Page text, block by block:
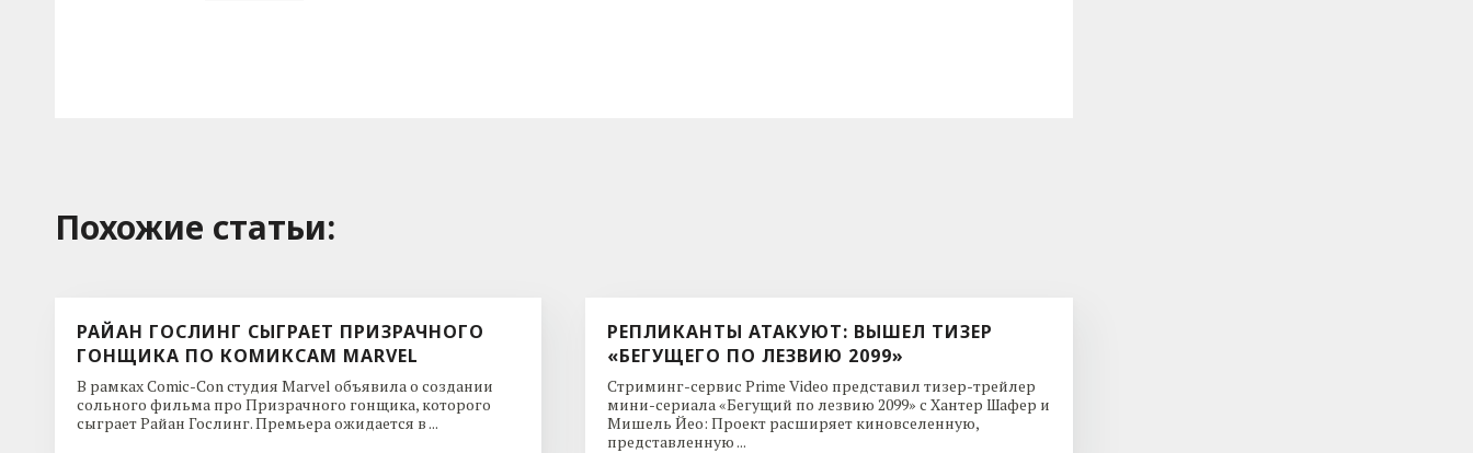
Похожие cтатьи:
РАЙАН ГОСЛИНГ СЫГРАЕТ ПРИЗРАЧНОГО
ГОНЩИКА ПО КОМИКСАМ MARVEL
В рамках Comic-Con студия Marvel объявила о создании
сольного фильма про Призрачного гонщика, которого
сыграет Райан Гослинг. Премьера ожидается в ...
РЕПЛИКАНТЫ АТАКУЮТ: ВЫШЕЛ ТИЗЕР
«БЕГУЩЕГО ПО ЛЕЗВИЮ 2099»
Стриминг-сервис Prime Video представил тизер-трейлер
мини-сериала «Бегущий по лезвию 2099» с Хантер Шафер и
Мишель Йео: Проект расширяет киновселенную,
представленную ...